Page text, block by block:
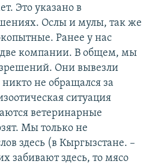
Это указано в
Ослы и мулы, так же
Ранее у нас
компании. В общем, мы
Они вывезли
не обращался за
ситуация
ветеринарные
Мы только не
здесь (в Кыргызстане. –
забивают здесь, то мясо